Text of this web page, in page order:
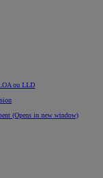
ou LLD
(Opens in new window)